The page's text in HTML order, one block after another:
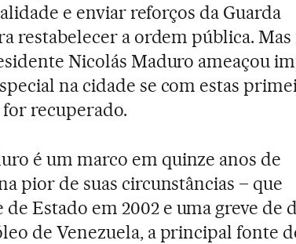
e enviar reforços da Guarda
restabelecer a ordem pública. Mas
Nicolás Maduro ameaçou
na cidade se com estas
recuperado.
é um marco em quinze anos de
pior de suas circunstâncias – que
Estado em 2002 e uma greve de
de Venezuela, a principal fonte